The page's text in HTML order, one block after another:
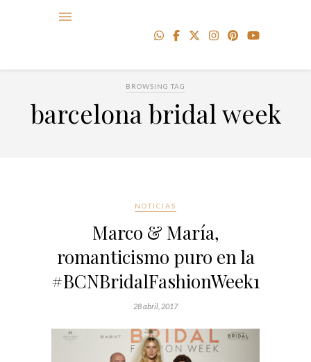
BROWSING TAG
barcelona bridal week
NOTICIAS
Marco & María,
romanticismo puro en la
#BCNBridalFashionWeek17
28 abril, 2017